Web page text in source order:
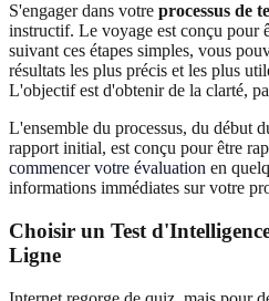
S'engager dans votre processus de
instructif. Le voyage est conçu pour
suivant ces étapes simples, vous
résultats les plus précis et les plus
L'objectif est d'obtenir de la clarté,
L'ensemble du processus, du début
rapport initial, est conçu pour être
commencer votre évaluation en
informations immédiates sur votre
Choisir un Test
Ligne